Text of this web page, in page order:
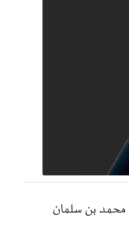
محمد بن سلمان